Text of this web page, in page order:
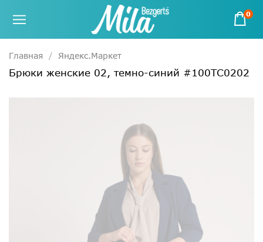
0
Главная Яндекс.Маркет
Брюки женские 02, темно-синий #100ТС0202